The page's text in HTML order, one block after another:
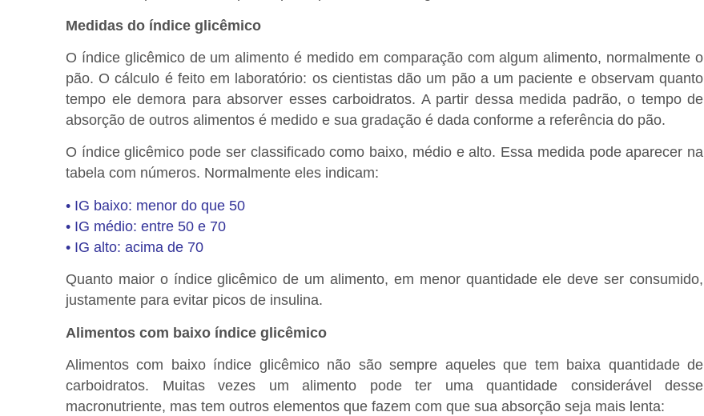
Medidas do índice glicêmico
O índice glicêmico de um alimento é medido em comparação com algum alimento, normalmente o
pão. O cálculo é feito em laboratório: os cientistas dão um pão a um paciente e observam quanto
tempo ele demora para absorver esses carboidratos. A partir dessa medida padrão, o tempo de
absorção de outros alimentos é medido e sua gradação é dada conforme a referência do pão.
O índice glicêmico pode ser classificado como baixo, médio e alto. Essa medida pode aparecer na
tabela com números. Normalmente eles indicam:
• IG baixo: menor do que 50
• IG médio: entre 50 e 70
• IG alto: acima de 70
Quanto maior o índice glicêmico de um alimento, em menor quantidade ele deve ser consumido,
justamente para evitar picos de insulina.
Alimentos com baixo índice glicêmico
Alimentos com baixo índice glicêmico não são sempre aqueles que tem baixa quantidade de
carboidratos. Muitas vezes um alimento pode ter uma quantidade considerável desse
macronutriente, mas tem outros elementos que fazem com que sua absorção seja mais lenta: